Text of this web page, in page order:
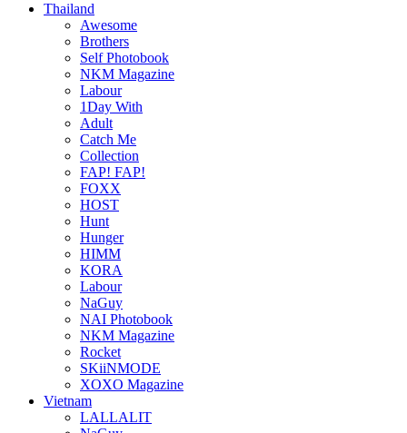
Thailand
Awesome
Brothers
Self Photobook
NKM Magazine
Labour
1Day With
Adult
Catch Me
Collection
FAP! FAP!
FOXX
HOST
Hunt
Hunger
HIMM
KORA
Labour
NaGuy
NAI Photobook
NKM Magazine
Rocket
SKiiNMODE
XOXO Magazine
Vietnam
LALLALIT